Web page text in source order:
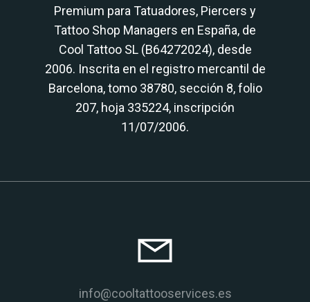
Premium para Tatuadores, Piercers y
Tattoo Shop Managers en España, de
Cool Tattoo SL (B64272024), desde
2006. Inscrita en el registro mercantil de
Barcelona, tomo 38780, sección 8, folio
207, hoja 335224, inscripción
11/07/2006.
info@cooltattooservices.es